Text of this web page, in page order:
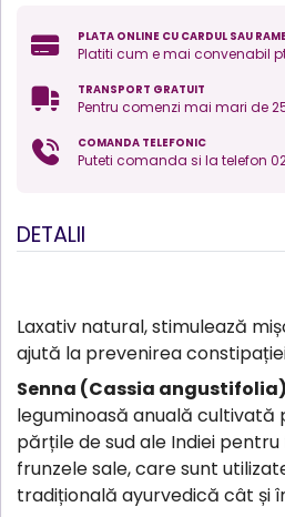
PLATA ONLINE CU CARDUL SAU
Platiti cum e mai convenabil
TRANSPORT GRATUIT
Pentru comenzi mai mari de
COMANDA TELEFONIC
Puteti comanda si la telefon
DETALII
Laxativ natural, stimulează
ajută la prevenirea
Senna (Cassia angustifolia)
leguminoasă anuală cultivată
părțile de sud ale Indiei
frunzele sale, care sunt
tradițională ayurvedică cât și